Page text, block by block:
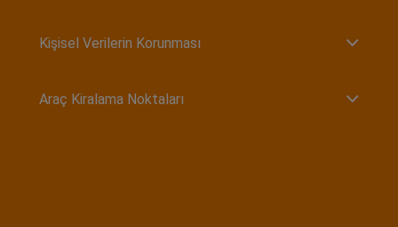
Kişisel Verilerin Korunması
Araç Kiralama Noktaları